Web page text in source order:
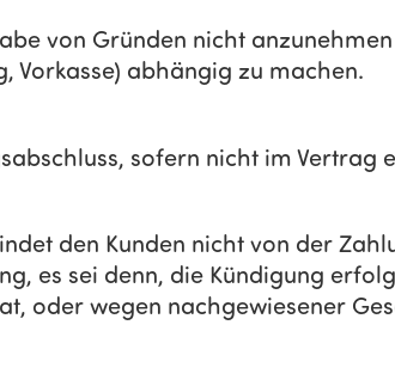
von Gründen nicht
Vorkasse) abhängig zu machen.
sofern nicht im Vertrag
den Kunden nicht von der
es sei denn, die Kündigung
oder wegen nachgewiesener